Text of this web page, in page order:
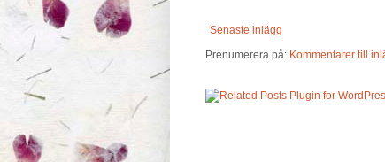
Senaste inlägg
Prenumerera på: Kommentarer till